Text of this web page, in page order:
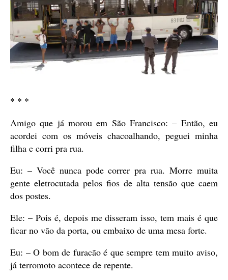
* * *
Amigo que já morou em São Francisco: – Então, eu
acordei com os móveis chacoalhando, peguei minha
filha e corri pra rua.
Eu: – Você nunca pode correr pra rua. Morre muita
gente eletrocutada pelos fios de alta tensão que caem
dos postes.
Ele: – Pois é, depois me disseram isso, tem mais é que
ficar no vão da porta, ou embaixo de uma mesa forte.
Eu: – O bom de furacão é que sempre tem muito aviso,
já terromoto acontece de repente.